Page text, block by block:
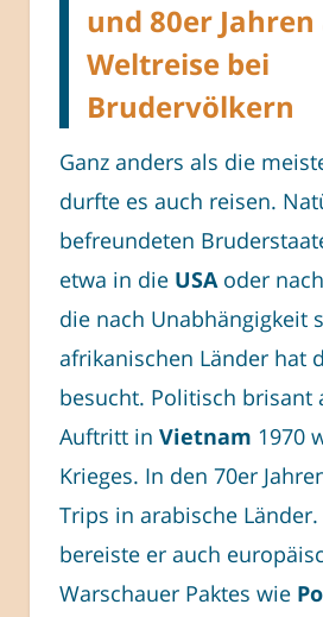
und 80er
Weltreise bei
Brudervölkern
Ganz anders als die
durfte es auch reisen.
befreundeten
etwa in die USAoder nach
die nach Unabhängigkeit
afrikanischen Länder hat
besucht. Politisch brisant
Auftritt in Vietnam 1970
Krieges. In den 70er
Trips in arabische
bereiste er auch
Warschauer Paktes wie